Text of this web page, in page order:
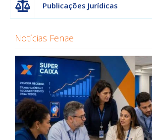
Publicações Jurídicas
Notícias Fenae